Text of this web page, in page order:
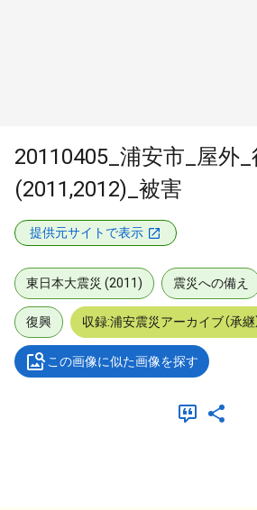
20110405_浦安市_屋外
(2011,2012)_被害
提供元サイトで表示
東日本大震災 (2011) 震災への備え
復興 収録:浦安震災アーカイブ（承継
この画像に似た画像を探す